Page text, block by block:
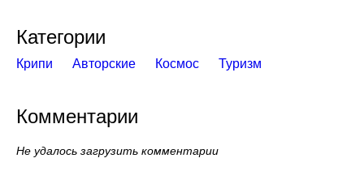
Категории
Крипи Авторские Космос Туризм
Комментарии
Не удалось загрузить комментарии